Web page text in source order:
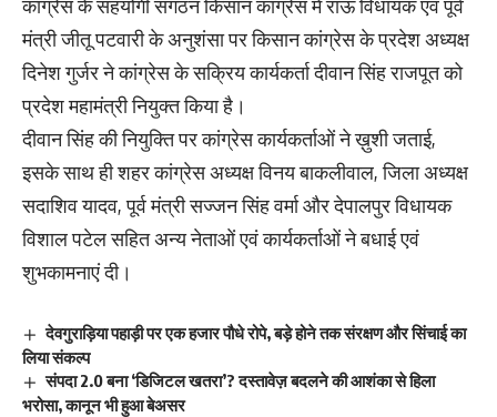
कांग्रेस के सहयोगी संगठन किसान कांग्रेस में राऊ विधायक एवं पूर्व
मंत्री जीतू पटवारी के अनुशंसा पर किसान कांग्रेस के प्रदेश अध्यक्ष
दिनेश गुर्जर ने कांग्रेस के सक्रिय कार्यकर्ता दीवान सिंह राजपूत को
प्रदेश महामंत्री नियुक्त किया है।
दीवान सिंह की नियुक्ति पर कांग्रेस कार्यकर्ताओं ने ख़ुशी जताई,
इसके साथ ही शहर कांग्रेस अध्यक्ष विनय बाकलीवाल, जिला अध्यक्ष
सदाशिव यादव, पूर्व मंत्री सज्जन सिंह वर्मा और देपालपुर विधायक
विशाल पटेल सहित अन्य नेताओं एवं कार्यकर्ताओं ने बधाई एवं
शुभकामनाएं दी।
देवगुराड़िया पहाड़ी पर एक हजार पौधे रोपे, बड़े होने तक संरक्षण और सिंचाई का
लिया संकल्प
संपदा 2.0 बना ‘डिजिटल खतरा’? दस्तावेज़ बदलने की आशंका से हिला
भरोसा, कानून भी हुआ बेअसर